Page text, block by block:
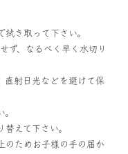
拭き取って下さい。
ず、なるべく早く水切り
直射日光などを避けて保
えて下さい。
のためお子様の手の届か